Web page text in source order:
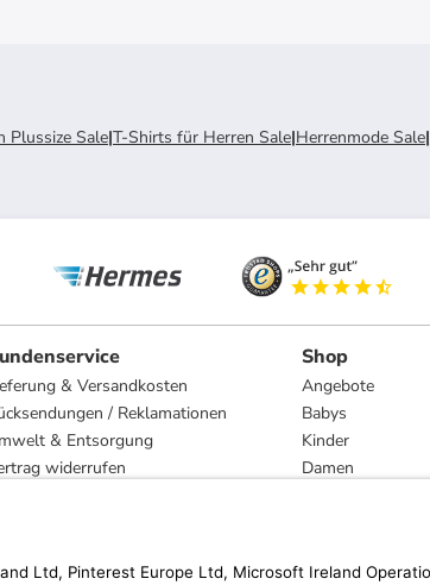
Plussize Sale|T-Shirts für Herren Sale|Herrenmode Sale|
& Versandkosten
/ Reklamationen
& Entsorgung
widerrufen
Shop
Angebote
Babys
Kinder
Damen
Marken